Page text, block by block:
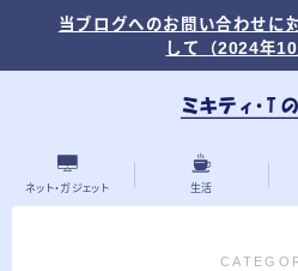
当ブログへのお問い合わせに
して（2024年10
ネット・ガジェット 生活